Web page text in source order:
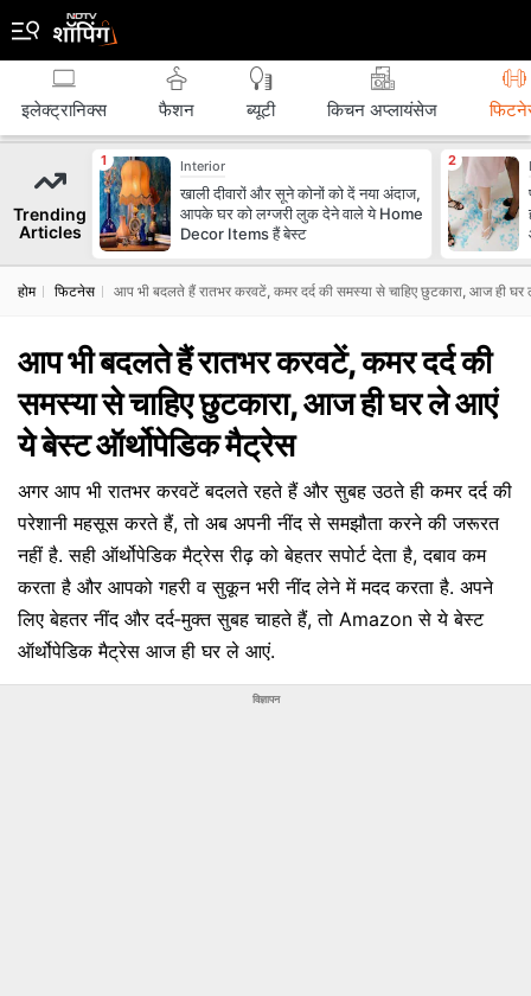
इलेक्ट्रानिक्स फैशन ब्‍यूटी किचन अप्लायंसेज
Trending
Articles
Interior
खाली दीवारों और सूने कोनों को दें नया अंदाज,
आपके घर को लग्जरी लुक देने वाले ये Home
Decor Items हैं बेस्ट
होम फिटनेस आप भी बदलते हैं रातभर करवटें, कमर दर्द की समस्या से चाहिए छुटकारा, आज ही
आप भी बदलते हैं रातभर करवटें, कमर दर्द की
समस्या से चाहिए छुटकारा, आज ही घर ले आएं
ये बेस्ट ऑर्थोपेडिक मैट्रेस
अगर आप भी रातभर करवटें बदलते रहते हैं और सुबह उठते ही कमर दर्द की
परेशानी महसूस करते हैं, तो अब अपनी नींद से समझौता करने की जरूरत
नहीं है. सही ऑर्थोपेडिक मैट्रेस रीढ़ को बेहतर सपोर्ट देता है, दबाव कम
करता है और आपको गहरी व सुकून भरी नींद लेने में मदद करता है. अपने
लिए बेहतर नींद और दर्द‑मुक्त सुबह चाहते हैं, तो Amazon से ये बेस्ट
ऑर्थोपेडिक मैट्रेस आज ही घर ले आएं.
विज्ञापन